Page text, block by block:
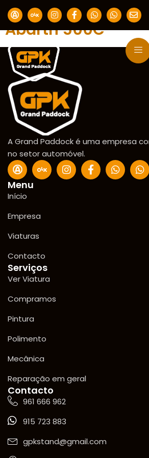
Abarth 500C
A Grand Paddock é uma empresa
no setor automóvel.
Menu
Início
Empresa
Viaturas
Contacto
Serviços
Ver Viatura
Compramos
Pintura
Polimento
Mecânica
Reparação em geral
Contacto
961 666 962
915 723 883
gpkstand@gmail.com